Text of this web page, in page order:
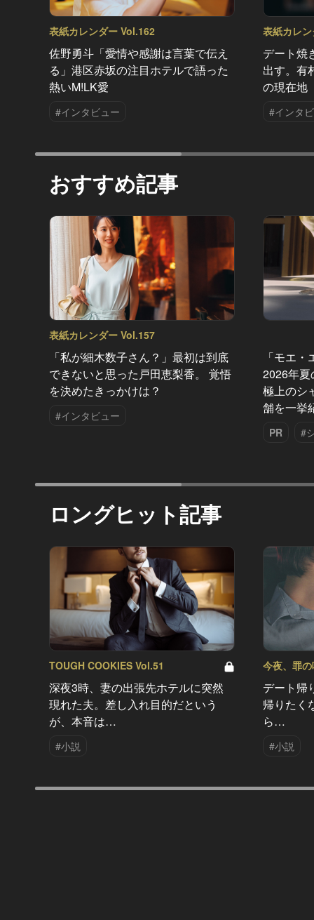
表紙カレンダー Vol.162
佐野勇斗「愛情や感謝は言葉で伝え
る」港区赤坂の注目ホテルで語った
熱いM!LK愛
#インタビュー
表紙カレ
デート焼
出す。有
の現在地
#インタ
おすすめ記事
表紙カレンダー Vol.157
「私が細木数子さん？」最初は到底
できないと思った戸田恵梨香。 覚悟
を決めたきっかけは？
#インタビュー
「モエ
2026年夏
極上のシ
舗を一挙
PR #
ロングヒット記事
TOUGH COOKIES Vol.51
深夜3時、妻の出張先ホテルに突然
現れた夫。差し入れ目的だという
が、本音は…
#小説
今夜、罪
デート帰
帰りたく
ら…
#小説